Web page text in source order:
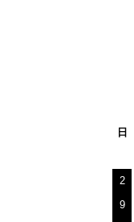
日
2
9